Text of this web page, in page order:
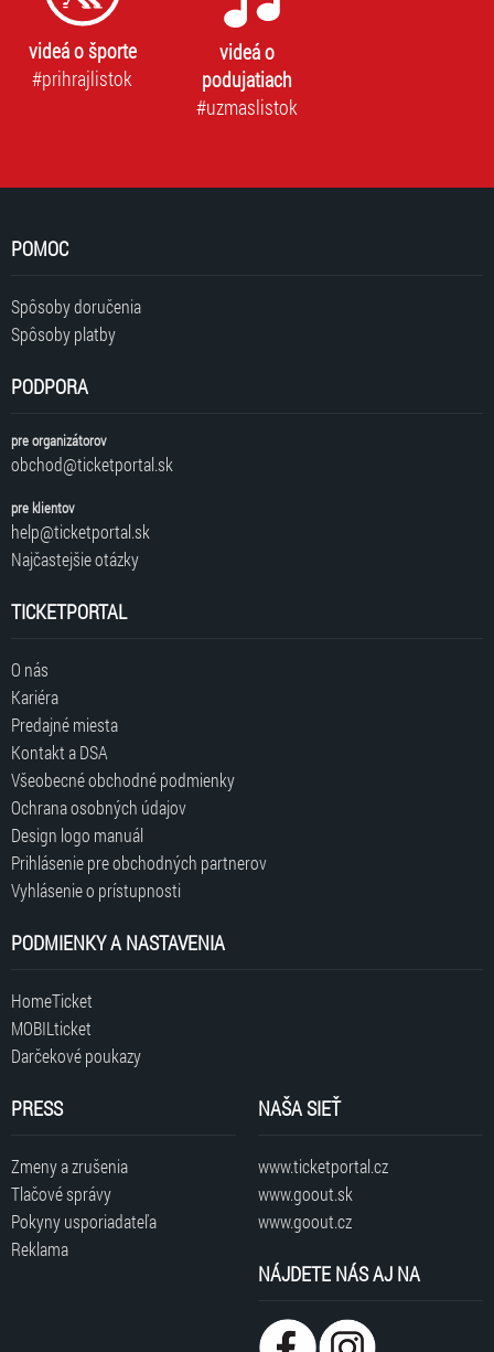
videá o športe
#prihrajlistok
videá o
podujatiach
#uzmaslistok
POMOC
Spôsoby doručenia
Spôsoby platby
PODPORA
pre organizátorov
obchod@ticketportal.sk
pre klientov
help@ticketportal.sk
Najčastejšie otázky
TICKETPORTAL
O nás
Kariéra
Predajné miesta
Kontakt a DSA
Všeobecné obchodné podmienky
Ochrana osobných údajov
Design logo manuál
Prihlásenie pre obchodných partnerov
Vyhlásenie o prístupnosti
PODMIENKY A NASTAVENIA
HomeTicket
MOBILticket
Darčekové poukazy
PRESS
Zmeny a zrušenia
Tlačové správy
Pokyny usporiadateľa
Reklama
NAŠA SIEŤ
www.ticketportal.cz
www.goout.sk
www.goout.cz
NÁJDETE NÁS AJ NA